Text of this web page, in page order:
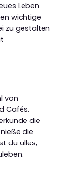
Leben
wichtige
zu gestalten
von
Cafés.
die
die
du alles,